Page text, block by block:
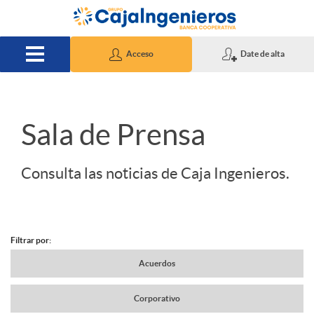
Saltar al contenido principal
Acceso Date de alta
S
Sala de Prensa
Consulta las noticias de Caja Ingenieros.
N
Filtrar por:
Acuerdos
Corporativo